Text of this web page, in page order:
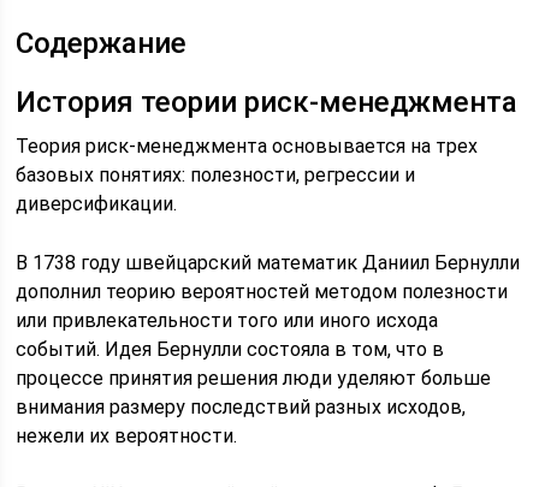
Содержание
История теории риск-менеджмента
Теория риск-менеджмента основывается на трех
базовых понятиях: полезности, регрессии и
диверсификации.
В 1738 году швейцарский математик Даниил Бернулли
дополнил теорию вероятностей методом полезности
или привлекательности того или иного исхода
событий. Идея Бернулли состояла в том, что в
процессе принятия решения люди уделяют больше
внимания размеру последствий разных исходов,
нежели их вероятности.